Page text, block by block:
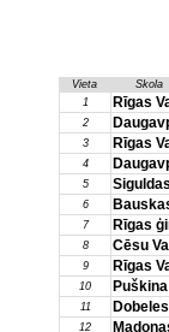
Vieta
Skola
1
Rīgas
2
3 Rīgas
4
5
6
7 Rīgas
8 Cēsu
9 Rīgas
10
11
12